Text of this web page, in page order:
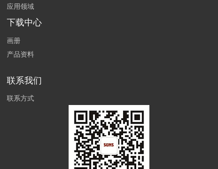
应用领域
下载中心
画册
产品资料
联系我们
联系方式